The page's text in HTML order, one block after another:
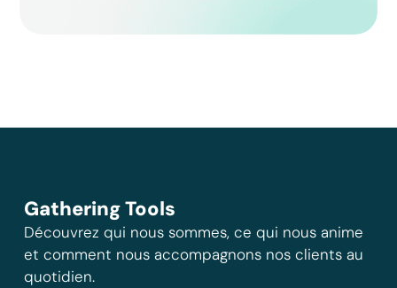
Gathering Tools
Découvrez qui nous sommes, ce qui nous anime
et comment nous accompagnons nos clients au
quotidien.